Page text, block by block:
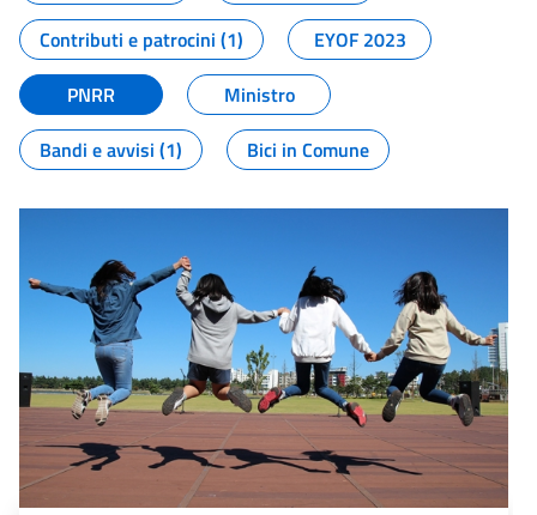
Contributi e patrocini (1)
EYOF 2023
PNRR
Ministro
Bandi e avvisi (1)
Bici in Comune